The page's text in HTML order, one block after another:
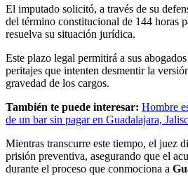
El imputado solicitó, a través de su
del término constitucional de 144 horas
resuelva su situación jurídica.
Este plazo legal permitirá a sus
peritajes que intenten desmentir la
gravedad de los cargos.
También te puede interesar: Hombre
de un bar sin pagar en Guadalajara,
Mientras transcurre este tiempo, el juez
prisión preventiva, asegurando que el
durante el proceso que conmociona a